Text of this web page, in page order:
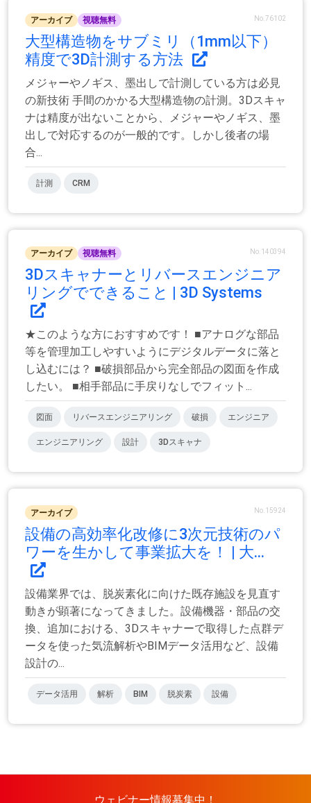
アーカイブ 視聴無料 No.76102
大型構造物をサブミリ（1mm以下）
精度で3D計測する方法
メジャーやノギス、墨出しで計測している方は必見
の新技術 手間のかかる大型構造物の計測。3Dスキャ
ナは精度が出ないことから、メジャーやノギス、墨
出しで対応するのが一般的です。しかし後者の場
合...
計測 CRM
アーカイブ 視聴無料 No.140394
3Dスキャナーとリバースエンジニア
リングでできること | 3D Systems
★このような方におすすめです！ ■アナログな部品
等を管理加工しやすいようにデジタルデータに落と
し込むには？ ■破損部品から完全部品の図面を作成
したい。 ■相手部品に手戻りなしでフィット...
図面 リバースエンジニアリング 破損 エンジニア
エンジニアリング 設計 3Dスキャナ
アーカイブ No.15924
設備の高効率化改修に3次元技術のパ
ワーを生かして事業拡大を！ | 大...
設備業界では、脱炭素化に向けた既存施設を見直す
動きが顕著になってきました。設備機器・部品の交
換、追加における、3Dスキャナーで取得した点群デ
ータを使った気流解析やBIMデータ活用など、設備
設計の...
データ活用 解析 BIM 脱炭素 設備
ウェビナー情報募集中！